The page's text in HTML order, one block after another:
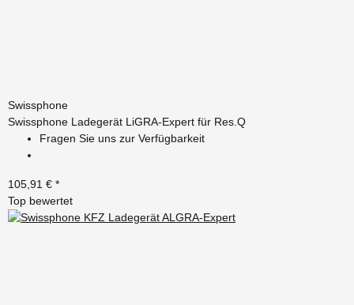
Swissphone
Swissphone Ladegerät LiGRA-Expert für Res.Q
Fragen Sie uns zur Verfügbarkeit
105,91 € *
Top bewertet